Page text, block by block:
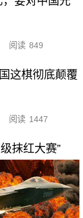
阅读 849
这棋彻底颠覆
阅读 1447
抹红大赛”